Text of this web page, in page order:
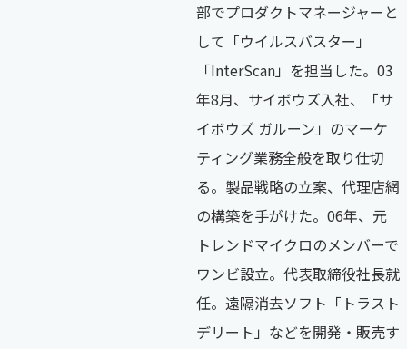
部でプロダクトマネージャーと
して「ウイルスバスター」
「InterScan」を担当した。03
年8月、サイボウズ入社、「サ
イボウズ ガルーン」のマーケ
ティング業務全般を取り仕切
る。製品戦略の立案、代理店網
の構築を手がけた。06年、元
トレンドマイクロのメンバーで
ワンビ設立。代表取締役社長就
任。遠隔消去ソフト「トラスト
デリート」などを開発・販売す